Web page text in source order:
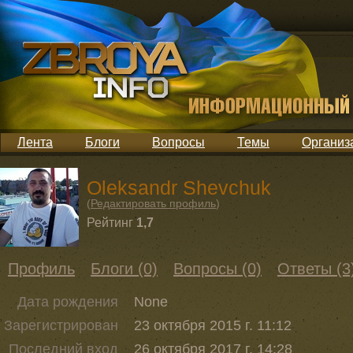
Лента Блоги Вопросы Темы
Oleksandr Shevchuk
(Редактировать профиль)
Рейтинг 1,7
Профиль Блоги (0) Вопросы (0) Ответы
Дата рождения
None
Зарегистрирован
23 октября 2015 г. 11:12
Последний вход
26 октября 2017 г. 14:28